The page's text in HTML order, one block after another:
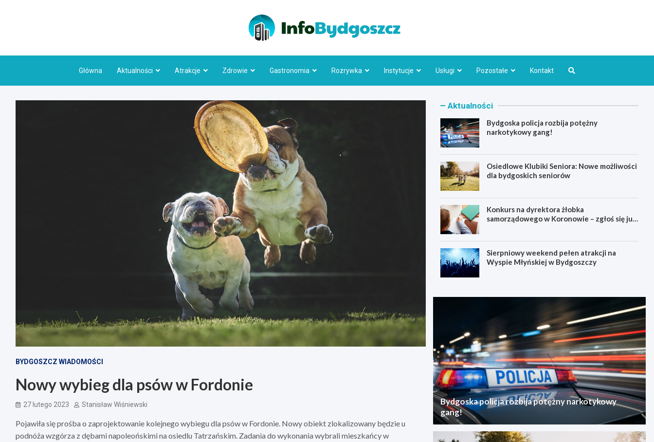
Główna Aktualności Atrakcje Zdrowie Gastronomia Rozrywka Instytucje Usługi Pozostałe Kontakt
BYDGOSZCZ WIADOMOŚCI
Nowy wybieg dla psów w Fordonie
27 lutego 2023 Stanisław Wiśniewski
Pojawiła się prośba o zaprojektowanie kolejnego wybiegu dla psów w Fordonie. Nowy obiekt zlokalizowany będzie u
podnóża wzgórza z dębami napoleońskimi na osiedlu Tatrzańskim. Zadania do wykonania wybrali mieszkańcy w
Aktualności
Bydgoska policja rozbija potężny
narkotykowy gang!
Osiedlowe Klubiki Seniora: Nowe możliwości
dla bydgoskich seniorów
Konkurs na dyrektora żłobka
samorządowego w Koronowie – zgłoś się już
Sierpniowy weekend pełen atrakcji na
Wyspie Młyńskiej w Bydgoszczy
Bydgoska policja rozbija potężny narkotykowy
gang!